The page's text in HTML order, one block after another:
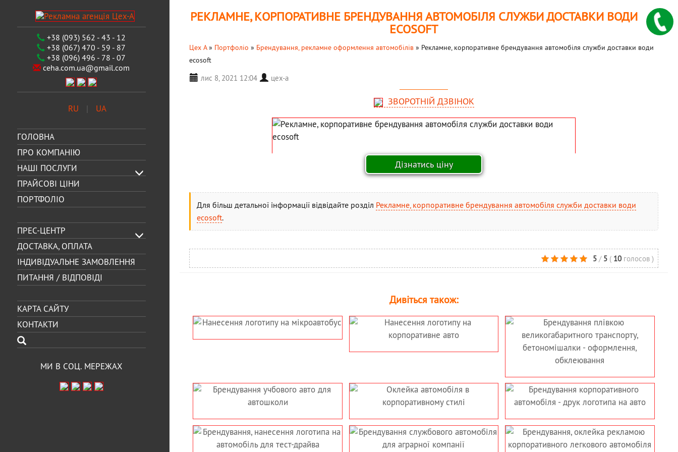
+38 (093) 562 - 43 - 12
+38 (067) 470 - 59 - 87
+38 (096) 496 - 78 - 07
ceha.com.ua@gmail.com
RU UA
ГОЛОВНА
ПРО КОМПАНІЮ
НАШІ ПОСЛУГИ
ПРАЙСОВІ ЦІНИ
ПОРТФОЛІО
ПРЕС-ЦЕНТР
ДОСТАВКА, ОПЛАТА
ІНДИВІДУАЛЬНЕ ЗАМОВЛЕННЯ
ПИТАННЯ / ВІДПОВІДІ
КАРТА САЙТУ
КОНТАКТИ
МИ В СОЦ. МЕРЕЖАХ
РЕКЛАМНЕ, КОРПОРАТИВНЕ БРЕНДУВАННЯ АВТОМОБІЛЯ СЛУЖБИ ДОСТАВКИ ВОДИ
ECOSOFT
Цех А» Портфоліо » Брендування, рекламне оформлення автомобілів » Рекламне, корпоративне брендування автомобіля служби доставки води
ecosoft
лис 8, 2021 12:04 цех-а
ЗВОРОТНІЙ ДЗВІНОК
Для більш детальної інформації відвідайте розділ Рекламне, корпоративне брендування автомобіля служби доставки води
ecosoft.
5 / 5 ( 10 голосов)
Дивіться також:
ЛОГОТИПУ НА
МІКРОАВТОБУС
БРЕНДУВАННЯ
САМОКЛЕЮЧОЮ ПЛІВКОЮ
ВЕЛИКОГАБАРИТНОГО
ОКЛЕЙКА АВТОМОБІЛЯ В
БРЕНДУВАННЯ
АВТОМОБІЛЯ – ДРУК
ЛОГОТИПА НА АВТО
БРЕНДУВАННЯ
БРЕНДУВАННЯ, ОКЛЕЙКА